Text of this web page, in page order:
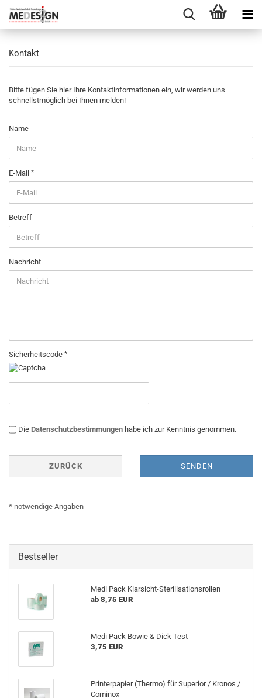
Kontakt
Bitte fügen Sie hier Ihre Kontaktinformationen ein, wir werden uns
schnellstmöglich bei Ihnen melden!
KONTAKT
Name
E-Mail
Betreff
Nachricht
Sicherheitscode
DATENSCHUTZBESTIMMUNGEN
Die Datenschutzbestimmungen habe ich zur Kenntnis genommen.
ZURÜCK SENDEN
* notwendige Angaben
Bestseller
Medi Pack Klarsicht-​Sterilisationsrollen
ab 8,75 EUR
Medi Pack Bowie & Dick Test
3,75 EUR
Prin­ter­pa­pier (Ther­mo) für Su­pe­ri­or / Kro­nos /
Co­minox